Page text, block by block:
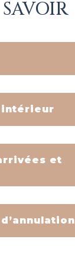
intérieur
et